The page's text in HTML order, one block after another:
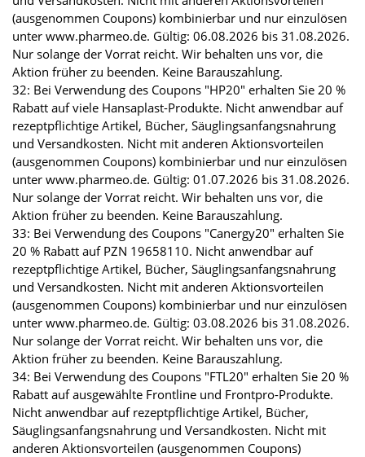
(ausgenommen Coupons) kombinierbar und nur einzulösen
unter www.pharmeo.de. Gültig: 06.08.2026 bis 31.08.2026.
Nur solange der Vorrat reicht. Wir behalten uns vor, die
Aktion früher zu beenden. Keine Barauszahlung.
32: Bei Verwendung des Coupons "HP20" erhalten Sie 20 %
Rabatt auf viele Hansaplast-Produkte. Nicht anwendbar auf
rezeptpflichtige Artikel, Bücher, Säuglingsanfangsnahrung
und Versandkosten. Nicht mit anderen Aktionsvorteilen
(ausgenommen Coupons) kombinierbar und nur einzulösen
unter www.pharmeo.de. Gültig: 01.07.2026 bis 31.08.2026.
Nur solange der Vorrat reicht. Wir behalten uns vor, die
Aktion früher zu beenden. Keine Barauszahlung.
33: Bei Verwendung des Coupons "Canergy20" erhalten Sie
20 % Rabatt auf PZN 19658110. Nicht anwendbar auf
rezeptpflichtige Artikel, Bücher, Säuglingsanfangsnahrung
und Versandkosten. Nicht mit anderen Aktionsvorteilen
(ausgenommen Coupons) kombinierbar und nur einzulösen
unter www.pharmeo.de. Gültig: 03.08.2026 bis 31.08.2026.
Nur solange der Vorrat reicht. Wir behalten uns vor, die
Aktion früher zu beenden. Keine Barauszahlung.
34: Bei Verwendung des Coupons "FTL20" erhalten Sie 20 %
Rabatt auf ausgewählte Frontline und Frontpro-Produkte.
Nicht anwendbar auf rezeptpflichtige Artikel, Bücher,
Säuglingsanfangsnahrung und Versandkosten. Nicht mit
anderen Aktionsvorteilen (ausgenommen Coupons)